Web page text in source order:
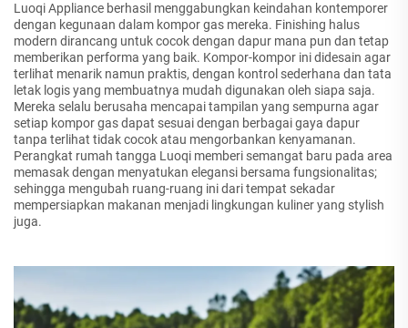
Luoqi Appliance berhasil menggabungkan keindahan kontemporer
dengan kegunaan dalam kompor gas mereka. Finishing halus
modern dirancang untuk cocok dengan dapur mana pun dan tetap
memberikan performa yang baik. Kompor-kompor ini didesain agar
terlihat menarik namun praktis, dengan kontrol sederhana dan tata
letak logis yang membuatnya mudah digunakan oleh siapa saja.
Mereka selalu berusaha mencapai tampilan yang sempurna agar
setiap kompor gas dapat sesuai dengan berbagai gaya dapur
tanpa terlihat tidak cocok atau mengorbankan kenyamanan.
Perangkat rumah tangga Luoqi memberi semangat baru pada area
memasak dengan menyatukan elegansi bersama fungsionalitas;
sehingga mengubah ruang-ruang ini dari tempat sekadar
mempersiapkan makanan menjadi lingkungan kuliner yang stylish
juga.